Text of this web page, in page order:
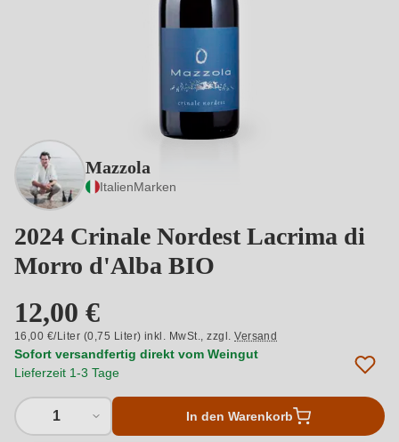
Mazzola
ItalienMarken
2024 Crinale Nordest Lacrima di
Morro d'Alba BIO
12,00 €
16,00 €/Liter (0,75 Liter) inkl. MwSt.,zzgl.Versand
Sofort versandfertig direkt vom Weingut
Lieferzeit 1-3 Tage
1 In den Warenkorb